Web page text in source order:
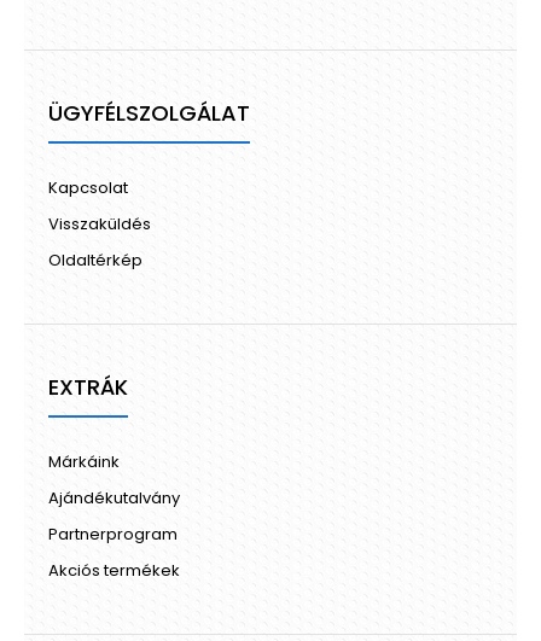
ÜGYFÉLSZOLGÁLAT
Kapcsolat
Visszaküldés
Oldaltérkép
EXTRÁK
Márkáink
Ajándékutalvány
Partnerprogram
Akciós termékek